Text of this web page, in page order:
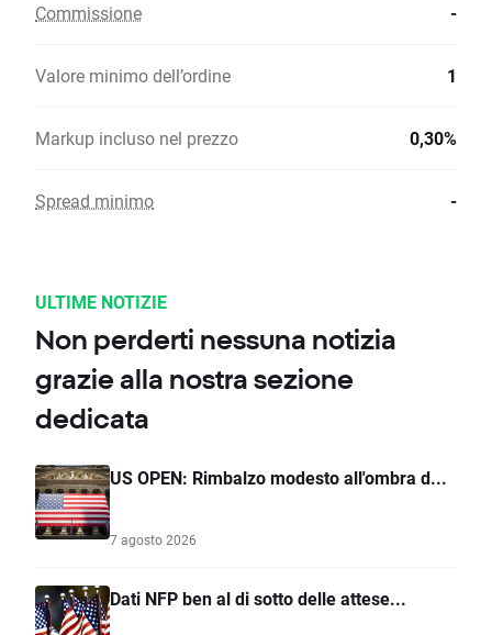
Commissione -
Valore minimo dell’ordine 1
Markup incluso nel prezzo 0,30%
Spread minimo -
ULTIME NOTIZIE
Non perderti nessuna notizia
grazie alla nostra sezione
dedicata
US OPEN: Rimbalzo modesto all'ombra d...
7 agosto 2026
Dati NFP ben al di sotto delle attese...